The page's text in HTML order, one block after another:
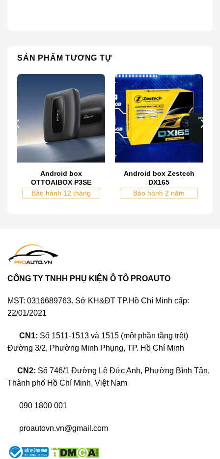
>>XEM THÊM:
Trung tâm lắp đặt
Android box bravigo uy tín, chất
lượng
Giới thiệu về Android Box Bravigo
Android Box Bravigo là giải pháp giải trí thông minh
cho ô tô, tích hợp AI và điều khiển giọng nói. Thiết bị
cung cấp kho ứng dụng đa dạng, dễ dàng truy cập
phim, âm nhạc và trò chơi trực tuyến. Với kết nối wifi
và bluetooth, chất lượng hình ảnh 4K sắc nét, âm
Android Box Bravigo nâng cấp trải nghiệm lái xe trên mọi
hành trình
Android box hàng đầu hiện nay
Vì sao nên lắp Android Box Bravigo cho
SẢN PHẨM TƯƠNG TỰ
Android box
OTTOAIBOX P3SE
Bảo hành 12 tháng
Android box Zestech
DX165
Bảo hành 2 năm
CÔNG TY TNHH PHỤ KIỆN Ô TÔ PROAUTO
MST: 0316689763. Sở KH&ĐT TP.Hồ Chí Minh cấp:
22/01/2021
CN1: Số 1511-1513 và 1515 (một phần tầng trệt)
Đường 3/2, Phường Minh Phụng, TP. Hồ Chí Minh
CN2: Số 746/1 Đường Lê Đức Anh, Phường Bình Tân,
Thành phố Hồ Chí Minh, Việt Nam
090 1800 001
proautovn.vn@gmail.com